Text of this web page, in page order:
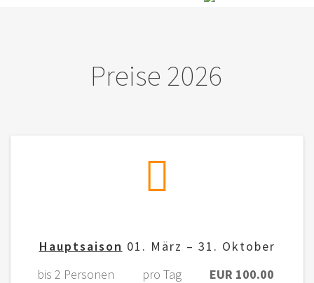
Preise 2026
Hauptsaison 01. März – 31. Oktober
bis 2 Personen pro Tag EUR 100.00